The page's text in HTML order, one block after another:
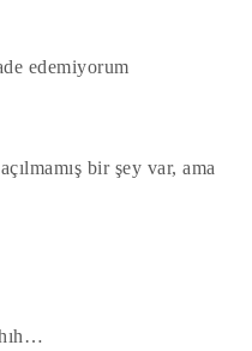
edemiyorum
bir şey var, ama